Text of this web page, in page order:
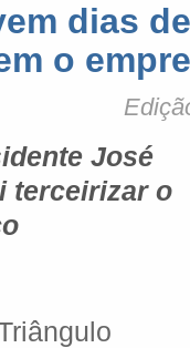
dias
o
José
terceirizar o